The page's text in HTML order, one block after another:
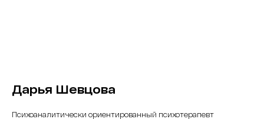
Дарья Шевцова
Психоаналитически ориентированный психотерапевт